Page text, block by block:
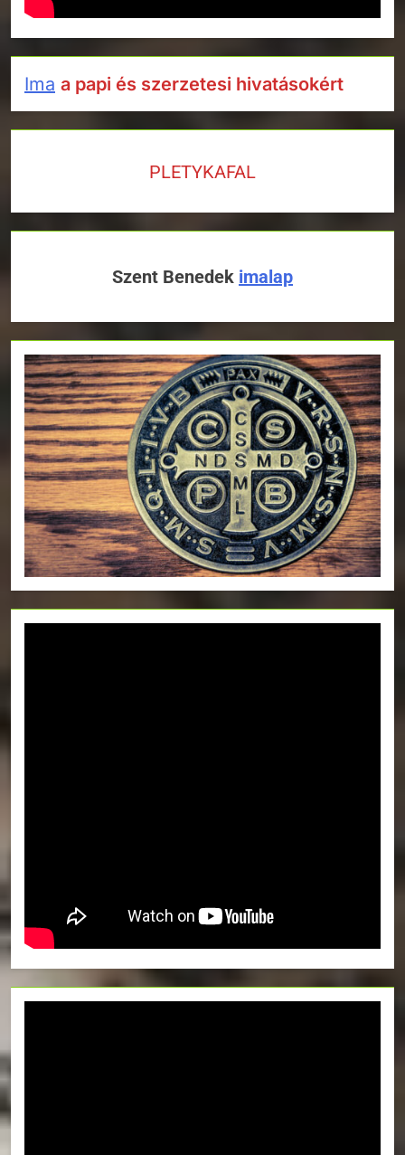
Ima a papi és szerzetesi hivatásokért
PLETYKAFAL
Szent Benedek imalap